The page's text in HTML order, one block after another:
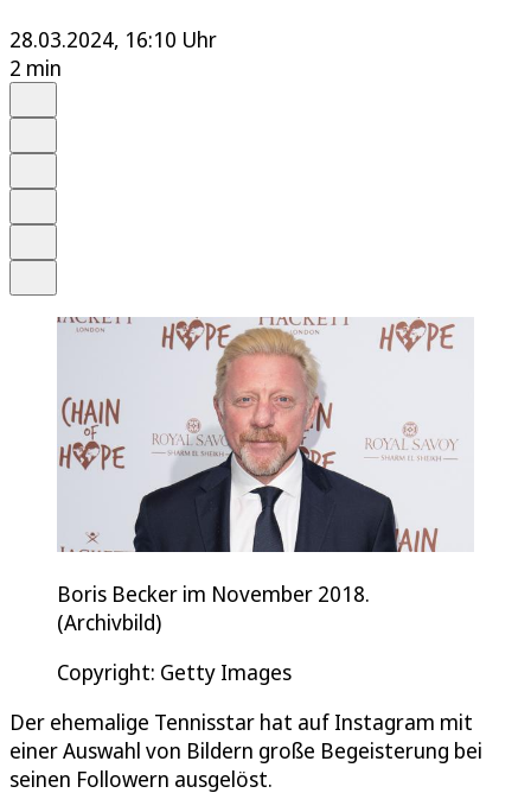
28.03.2024, 16:10 Uhr
2 min
Boris Becker im November 2018.
(Archivbild)
Copyright: Getty Images
Der ehemalige Tennisstar hat auf Instagram mit
einer Auswahl von Bildern große Begeisterung bei
seinen Followern ausgelöst.